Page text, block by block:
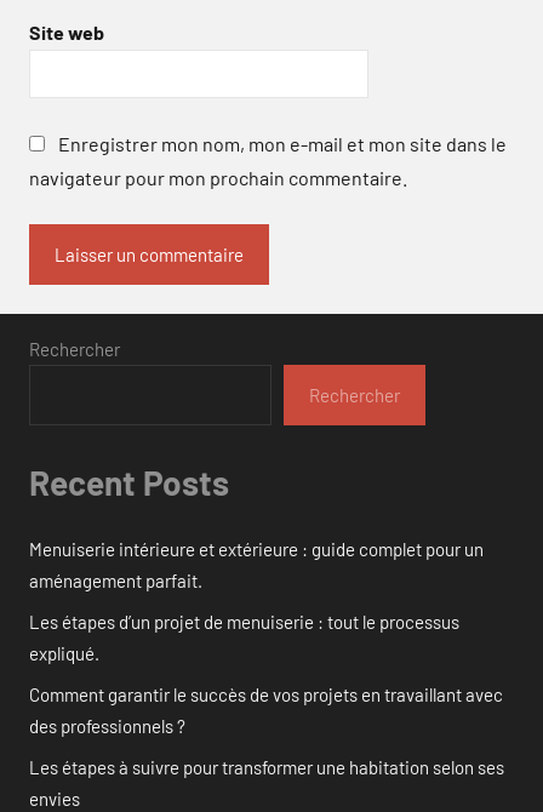
Site web
Enregistrer mon nom, mon e-mail et mon site dans le
navigateur pour mon prochain commentaire.
Rechercher
Rechercher
Recent Posts
Menuiserie intérieure et extérieure : guide complet pour un
aménagement parfait.
Les étapes d’un projet de menuiserie : tout le processus
expliqué.
Comment garantir le succès de vos projets en travaillant avec
des professionnels ?
Les étapes à suivre pour transformer une habitation selon ses
envies